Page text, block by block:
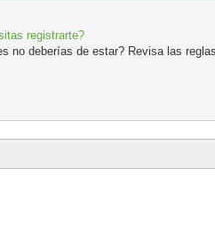
registrarte?
no deberías de estar? Revisa las